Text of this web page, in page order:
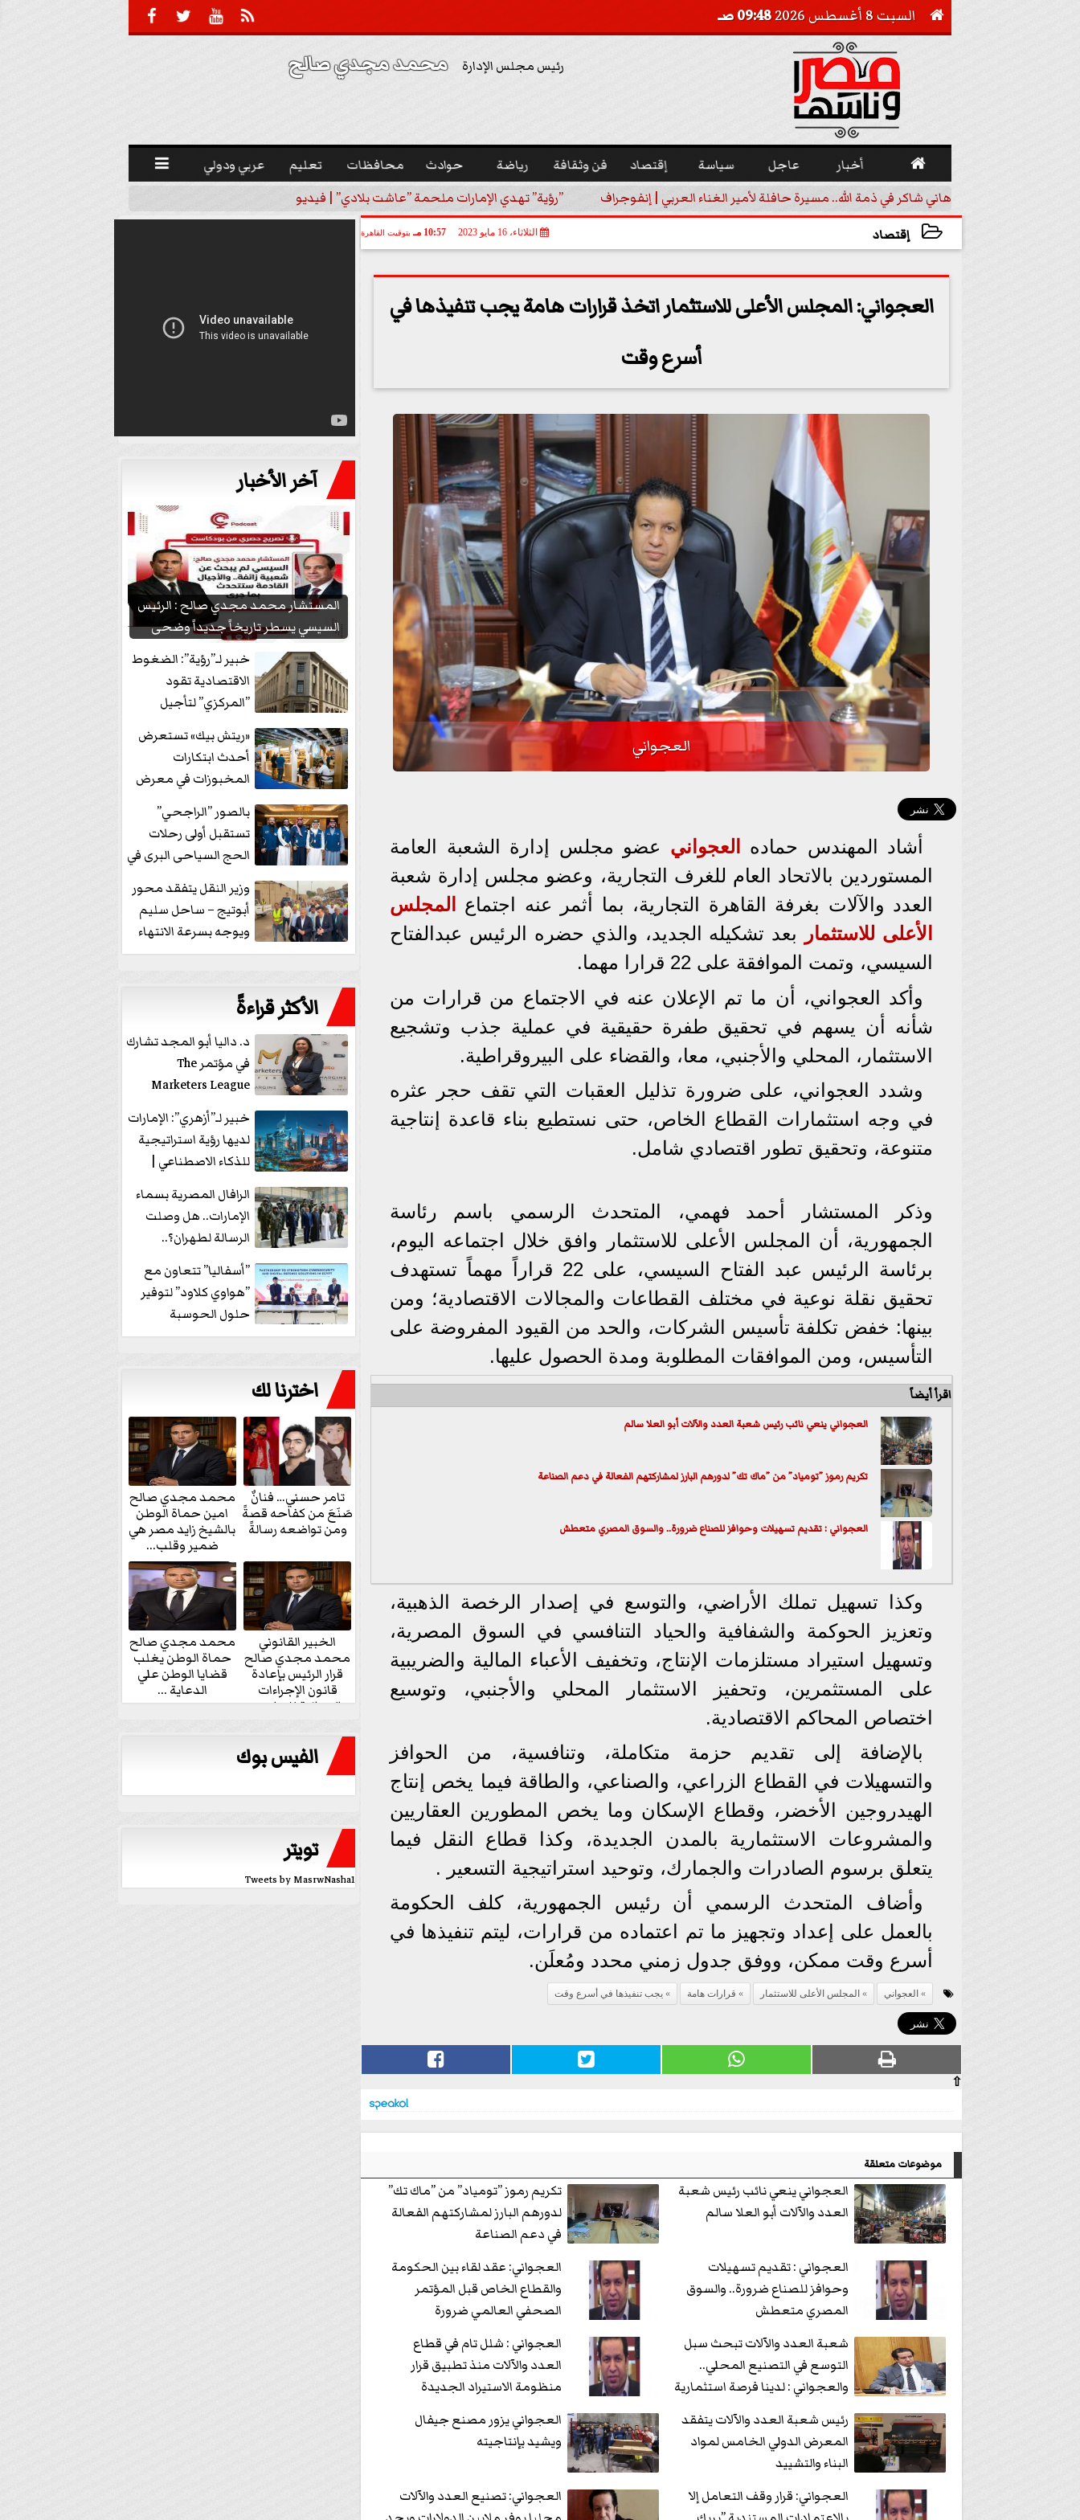
  

 السبت 8 أغسطس 2026 09:48 صـ
رئيس مجلس الإدارة محمد مجدي صالح
 أخبار عاجل سياسة إقتصاد فن وثقافة رياضة حوادث محافظات تعليم عربي ودولي 
هاني شاكر في ذمة الله.. مسيرة حافلة لأمير الغناء العربي | إنفوجراف ”رؤية” تهدي الإمارات ملحمة ”عاشت بلادي” | فيديو
إقتصاد الثلاثاء، 16 مايو 2023 10:57 مـ بتوقيت القاهرة
العجواني: المجلس الأعلى للاستثمار اتخذ قرارات هامة يجب تنفيذها في
أسرع وقت
العجواني
أشاد المهندس حماده العجواني عضو مجلس إدارة الشعبة العامة
المستوردين بالاتحاد العام للغرف التجارية، وعضو مجلس إدارة شعبة
العدد والآلات بغرفة القاهرة التجارية، بما أثمر عنه اجتماع
المجلس
الأعلى للاستثمار
بعد تشكيله الجديد، والذي حضره الرئيس عبدالفتاح
السيسي، وتمت الموافقة على 22 قرارا مهما.
وأكد العجواني، أن ما تم الإعلان عنه في الاجتماع من قرارات من
شأنه أن يسهم في تحقيق طفرة حقيقية في عملية جذب وتشجيع
الاستثمار، المحلي والأجنبي، معا، والقضاء على البيروقراطية.
وشدد العجواني، على ضرورة تذليل العقبات التي تقف حجر عثره
في وجه استثمارات القطاع الخاص، حتى نستطيع بناء قاعدة إنتاجية
متنوعة، وتحقيق تطور اقتصادي شامل.
وذكر المستشار أحمد فهمي، المتحدث الرسمي باسم رئاسة
الجمهورية، أن المجلس الأعلى للاستثمار وافق خلال اجتماعه اليوم،
برئاسة الرئيس عبد الفتاح السيسي، على 22 قراراً مهماً تستهدف
تحقيق نقلة نوعية في مختلف القطاعات والمجالات الاقتصادية؛ ومن
بينها: خفض تكلفة تأسيس الشركات، والحد من القيود المفروضة على
التأسيس، ومن الموافقات المطلوبة ومدة الحصول عليها.
اقرأ أيضاً
العجواني ينعي نائب رئيس شعبة العدد والآلات أبو العلا سالم
تكريم رموز ”تومياد” من ”ماك تك” لدورهم البارز لمشاركتهم الفعالة في دعم الصناعة
العجواني : تقديم تسهيلات وحوافز للصناع ضرورة.. والسوق المصري متعطش
وكذا تسهيل تملك الأراضي، والتوسع في إصدار الرخصة الذهبية،
وتعزيز الحوكمة والشفافية والحياد التنافسي في السوق المصرية،
وتسهيل استيراد مستلزمات الإنتاج، وتخفيف الأعباء المالية والضريبية
على المستثمرين، وتحفيز الاستثمار المحلي والأجنبي، وتوسيع
اختصاص المحاكم الاقتصادية.
بالإضافة إلى تقديم حزمة متكاملة، وتنافسية، من الحوافز
والتسهيلات في القطاع الزراعي، والصناعي، والطاقة فيما يخص إنتاج
الهيدروجين الأخضر، وقطاع الإسكان وما يخص المطورين العقاريين
والمشروعات الاستثمارية بالمدن الجديدة، وكذا قطاع النقل فيما
يتعلق برسوم الصادرات والجمارك، وتوحيد استراتيجية التسعير .
وأضاف المتحدث الرسمي أن رئيس الجمهورية، كلف الحكومة
بالعمل على إعداد وتجهيز ما تم اعتماده من قرارات، ليتم تنفيذها في
أسرع وقت ممكن، ووفق جدول زمني محدد ومُعلَن.
العجواني المجلس الأعلى للاستثمار قرارات هامة يجب تنفيذها في أسرع وقت
⇧
موضوعات متعلقة
العجواني ينعي نائب رئيس شعبة
العدد والآلات أبو العلا سالم
تكريم رموز ”تومياد” من ”ماك تك”
لدورهم البارز لمشاركتهم الفعالة
في دعم الصناعة
العجواني : تقديم تسهيلات
وحوافز للصناع ضرورة.. والسوق
المصري متعطش
العجواني: عقد لقاء بين الحكومة
والقطاع الخاص قبل المؤتمر
الصحفي العالمي ضرورة
شعبة العدد والآلات تبحث سبل
التوسع في التصنيع المحلي..
والعجواني : لدينا فرصة استثمارية
العجواني : شلل تام في قطاع
العدد والآلات منذ تطبيق قرار
منظومة الاستيراد الجديدة
رئيس شعبة العدد والآلات يتفقد
المعرض الدولي الخامس لمواد
البناء والتشييد
العجواني يزور مصنع جيفال
ويشيد بإنتاجيته
العجواني: قرار وقف التعامل إلا
العجواني: تصنيع العدد والآلات
آخر الأخبار
المستشار محمد مجدي صالح : الرئيس
السيسي يسطر تاريخاً جديداً وضحى
بشعبيته...
خبير لـ”رؤية”: الضغوط
الاقتصادية تقود
”المركزي” لتأجيل
«ريتش بيك» تستعرض
أحدث ابتكارات
المخبوزات في معرض
منتجات...
بالصور ”الراجحي”
تستقبل أولى رحلات
الحج السياحى البرى في
وزير النقل يتفقد محور
أبوتيج – ساحل سليم
ويوجه بسرعة الانتهاء
من...
الأكثر قراءةً
د. داليا أبو المجد تشارك
في مؤتمر The
Marketers League
وتدير جلسة...
خبير لـ”أزهري”: الإمارات
لديها رؤية استراتيجية
للذكاء الاصطناعي |
الرافال المصرية بسماء
الإمارات.. هل وصلت
الرسالة لطهران؟..
”ماعت جروب” تُجيب؟
|...
”أسفاليا” تتعاون مع
”هواوي كلاود” لتوفير
حلول الحوسبة
السحابية والأمن
اخترنا لك
تامر حسني… فنانٌ
صَنَعَ من كفاحه قصةً
ومن تواضعه رسالةً
محمد مجدي صالح
امين حماة الوطن
بالشيخ زايد مصر هي
ضمير وقلب...
الخبير القانوني
محمد مجدي صالح
قرار الرئيس بإعادة
قانون الإجراءات
الجنائية للنواب...
محمد مجدي صالح
حماة الوطن يغلب
قضايا الوطن علي
الدعاية ...
الفيس بوك
تويتر
Tweets by MasrwNasha1